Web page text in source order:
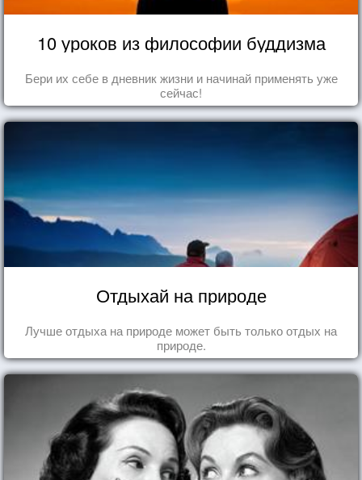
10 уроков из философии буддизма
Бери их себе в дневник жизни и начинай применять уже
сейчас!
Отдыхай на природе
Лучше отдыха на природе может быть только отдых на
природе.